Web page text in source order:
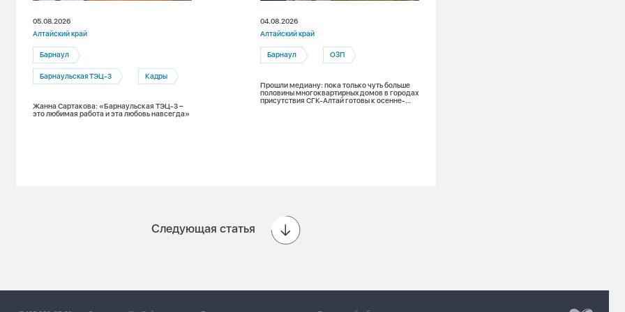
05.08.2026
Алтайский край
Барнаул
Барнаульская ТЭЦ-3 Кадры
Жанна Сартакова: «Барнаульская ТЭЦ-3 –
это любимая работа и эта любовь навсегда»
04.08.2026
Алтайский край
Барнаул ОЗП
Прошли медиану: пока только чуть больше
половины многоквартирных домов в городах
присутствия СГК-Алтай готовы к осенне-
Следующая статья